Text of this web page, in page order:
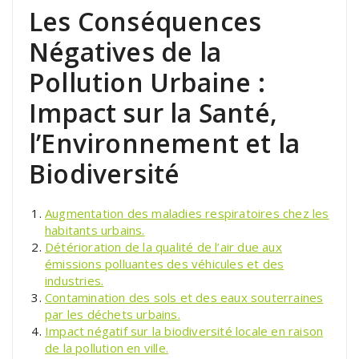
Les Conséquences
Négatives de la
Pollution Urbaine :
Impact sur la Santé,
l’Environnement et la
Biodiversité
Augmentation des maladies respiratoires chez les
habitants urbains.
Détérioration de la qualité de l’air due aux
émissions polluantes des véhicules et des
industries.
Contamination des sols et des eaux souterraines
par les déchets urbains.
Impact négatif sur la biodiversité locale en raison
de la pollution en ville.